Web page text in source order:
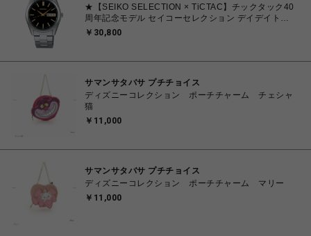
★【SEIKO SELECTION × TiCTAC】チックタック40
周年記念モデル セイコーセレクション デイデイト
SBTH015 クオーツ メンズ
￥30,800
サマンサタバサ プチチョイス
ディズニーコレクション ポーチチャーム チェシャ
猫
￥11,000
サマンサタバサ プチチョイス
ディズニーコレクション ポーチチャーム マリー
￥11,000